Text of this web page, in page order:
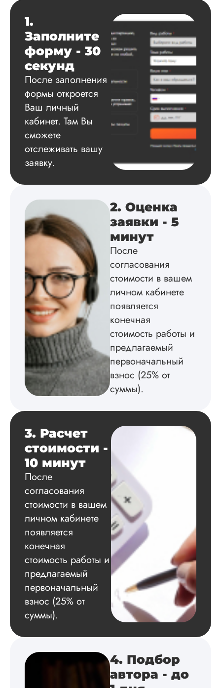
Игорь Д.
Вид работы:
Магистерские
диссертации
Дата:2024-05-28
По срокам
ВКР нормально, по
договору тоже
проблем никаких
было, все условия
четко прописано,
камней. Впервые
все время я спал
четко по графику,
может пару дней
Куратора все у...
Лариса
Петровна
Магистерские
диссертации
2024-06-18
Сразу начну с
менеджера
около получаса,
заказывать работу
конкурентов. Но
Читать полный
Ольга
Вид работы:
Магистерские
диссертации
Дата:2024-03-04
Заказывала
магистерскую
диссертацию по
1.
Заполните
форму - 30
секунд
После заполнения
формы откроется
Ваш личный
кабинет. Там Вы
сможете
отслеживать вашу
заявку.
2. Оценка
заявки - 5
минут
После
согласования
стоимости в вашем
личном кабинете
появляется
конечная
стоимость работы и
предлагаемый
первоначальный
взнос (25% от
суммы).
3. Расчет
стоимости -
10 минут
После
согласования
стоимости в вашем
личном кабинете
появляется
конечная
стоимость работы и
предлагаемый
первоначальный
взнос (25% от
суммы).
4. Подбор
автора - до